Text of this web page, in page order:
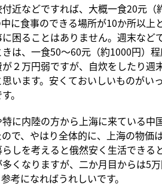
近などですれば、大概一食20元
に食事のできる場所が10か所以
困ることはありません。週末な
は、一食50～60元（約1000円）
２万円弱ですが、自炊をしたり
います。安くておいしいものがい
。
に内陸の方から上海に来ている中
で、やはり全体的に、上海の物価
しを考えると俄然安く生活できる
くなりますが、二か月目からは5
考になればうれしいです。